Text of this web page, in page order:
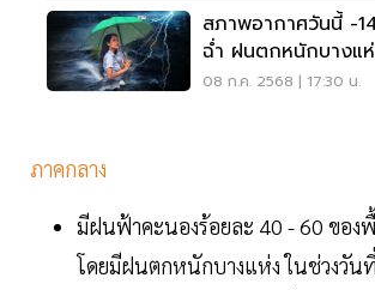
สภาพอากาศวันนี้ -
ฉ่ำ ฝนตกหนักบางแ
เมตร
08 ก.ค. 2568 | 17:30 น.
ภาคกลาง
มีฝนฟ้าคะนองร้อยละ 40 - 60 ของ
โดยมีฝนตกหนักบางแห่ง ในช่วงวัน